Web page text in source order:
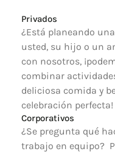
Privados
¿Está planeando
usted, su hijo o un
con nosotros,
combinar
deliciosa comida y
celebración perfecta!
Corporativos
¿Se pregunta qué
trabajo en equipo?